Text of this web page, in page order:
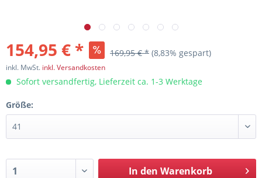
154,95 € * 169,95 € * (8,83% gespart)
inkl. MwSt. inkl. Versandkosten
Sofort versandfertig, Lieferzeit ca. 1-3 Werktage
Größe:
In den Warenkorb